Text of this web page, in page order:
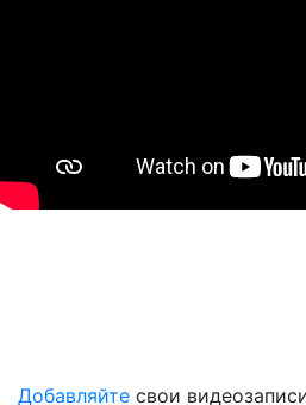
Добавляйте свои